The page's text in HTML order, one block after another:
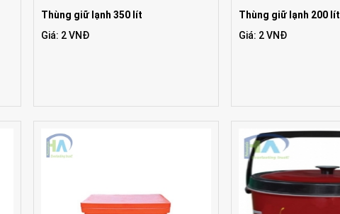
Thùng giữ lạnh 350 lít
Giá: 2 VNĐ
Thùng giữ lạnh 200 lít
Giá: 2 VNĐ